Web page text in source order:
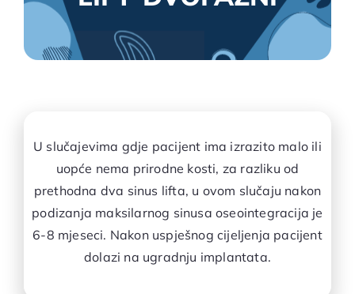
U slučajevima gdje pacijent ima izrazito malo ili
uopće nema prirodne kosti, za razliku od
prethodna dva sinus lifta, u ovom slučaju nakon
podizanja maksilarnog sinusa oseointegracija je
6-8 mjeseci. Nakon uspješnog cijeljenja pacijent
dolazi na ugradnju implantata.